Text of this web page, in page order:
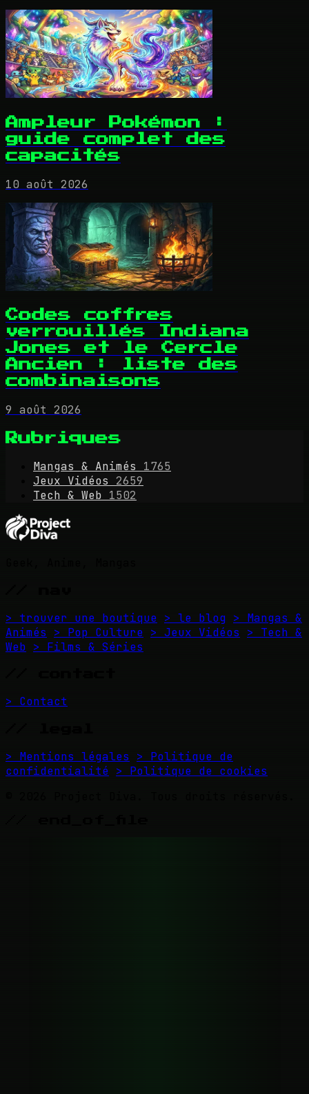
Ampleur Pokémon :
guide complet des
capacités
10 août 2026
Codes coffres
verrouillés Indiana
Jones et le Cercle
Ancien : liste des
combinaisons
9 août 2026
Rubriques
Mangas & Animés
1765
Jeux Vidéos
2659
Tech & Web 1502
> trouver une boutique > le blog > Mangas &
Animés
> Pop Culture > Jeux Vidéos
> Tech &
Web > Films & Séries
> Contact
> Mentions légales
> Politique de
confidentialité > Politique de cookies